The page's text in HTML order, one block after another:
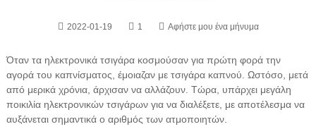
2022-01-19 1 Αφήστε μου ένα μήνυμα
Όταν τα ηλεκτρονικά τσιγάρα κοσμούσαν για πρώτη φορά την
αγορά του καπνίσματος, έμοιαζαν με τσιγάρα καπνού. Ωστόσο, μετά
από μερικά χρόνια, άρχισαν να αλλάζουν. Τώρα, υπάρχει μεγάλη
ποικιλία ηλεκτρονικών τσιγάρων για να διαλέξετε, με αποτέλεσμα να
αυξάνεται σημαντικά ο αριθμός των ατμοποιητών.